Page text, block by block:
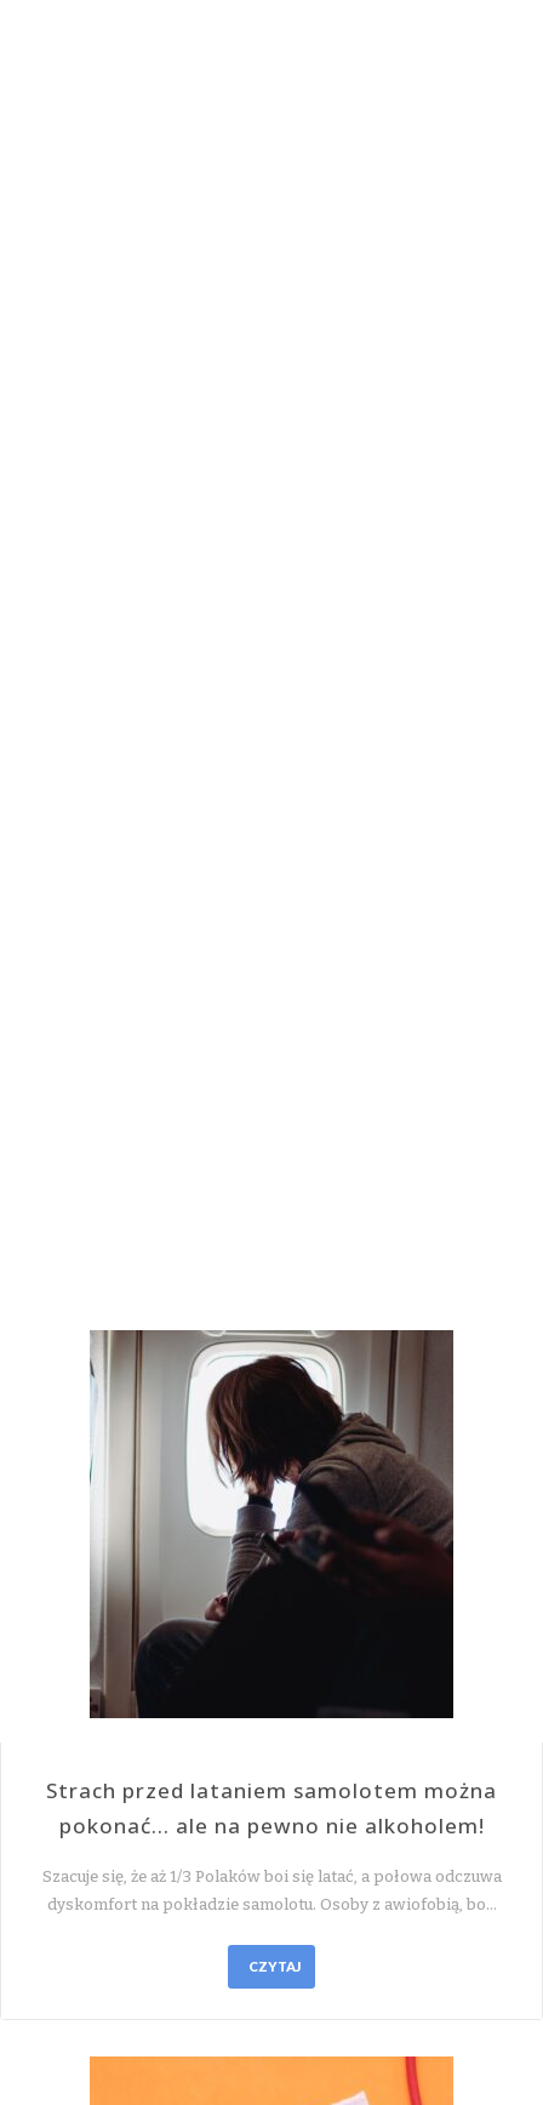
Strach przed lataniem samolotem można
pokonać… ale na pewno nie alkoholem!
Szacuje się, że aż 1/3 Polaków boi się latać, a połowa odczuwa
dyskomfort na pokładzie samolotu. Osoby z awiofobią, bo…
CZYTAJ